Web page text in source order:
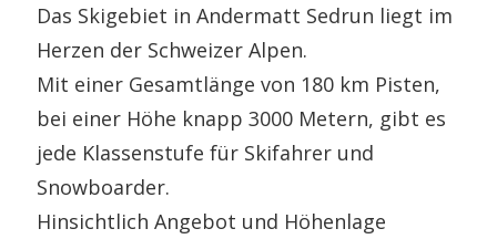
Das Skigebiet in Andermatt Sedrun liegt im
Herzen der Schweizer Alpen.
Mit einer Gesamtlänge von 180 km Pisten,
bei einer Höhe knapp 3000 Metern, gibt es
jede Klassenstufe für Skifahrer und
Snowboarder.
Hinsichtlich Angebot und Höhenlage